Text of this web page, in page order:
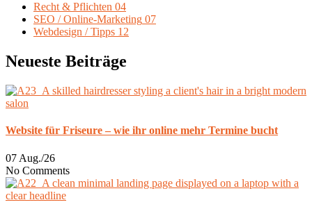
Recht & Pflichten 04
SEO / Online-Marketing 07
Webdesign / Tipps 12
Neueste Beiträge
Website für Friseure – wie ihr online mehr Termine bucht
07 Aug./26
No Comments